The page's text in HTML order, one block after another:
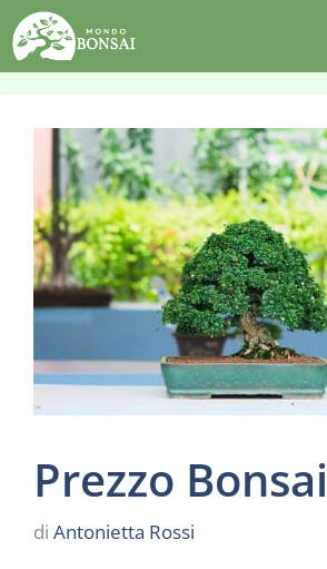
Vai
al
contenuto
Prezzo Bonsai
di Antonietta Rossi